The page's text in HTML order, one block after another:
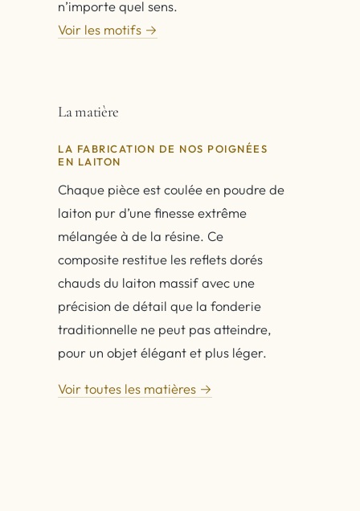
n’importe quel sens.
Voir les motifs →
La matière
LA FABRICATION DE NOS POIGNÉES
EN LAITON
Chaque pièce est coulée en poudre de
laiton pur d’une finesse extrême
mélangée à de la résine. Ce
composite restitue les reflets dorés
chauds du laiton massif avec une
précision de détail que la fonderie
traditionnelle ne peut pas atteindre,
pour un objet élégant et plus léger.
Voir toutes les matières →